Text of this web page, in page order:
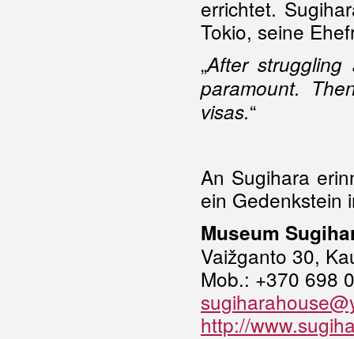
errichtet.
Tokio, seine
„After
paramount.
visas.“
An Sugihara
ein Gedenkstein
Museum
Vaižganto 30,
Mob.: +370 698
http://